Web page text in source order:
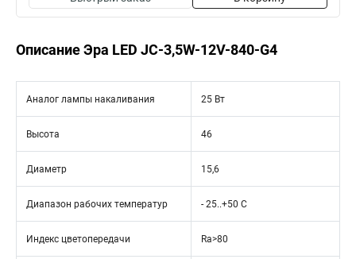
Описание Эра LED JC-3,5W-12V-840-G4
Аналог лампы накаливания 25 Вт
Высота 46
Диаметр 15,6
Диапазон рабочих температур - 25..+50 C
Индекс цветопередачи Ra>80